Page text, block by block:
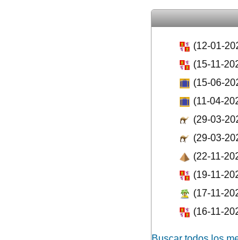
(12-01-
(15-11-
(15-06-
(11-04-
(29-03-
(29-03-
(22-11-
(19-11-
(17-11-
(16-11-